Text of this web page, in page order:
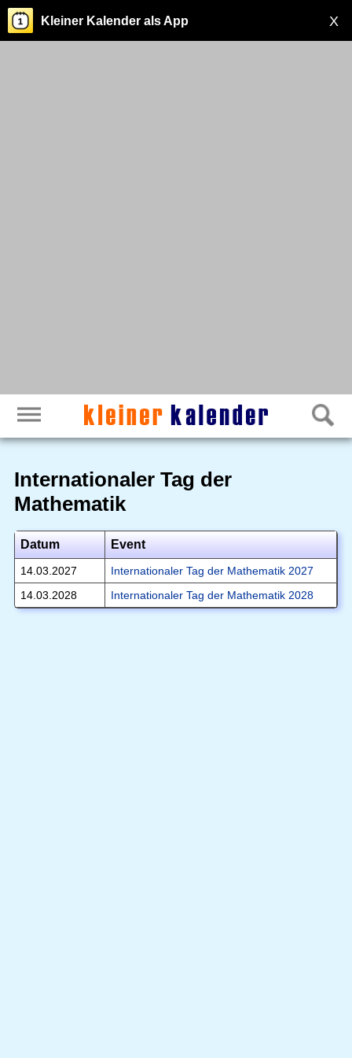
X
Kleiner Kalender als App
Internationaler Tag der
Mathematik
Datum Event
14.03.2027
Internationaler Tag der Mathematik 2027
14.03.2028
Internationaler Tag der Mathematik 2028